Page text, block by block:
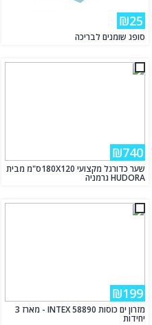
₪25
סופג שומנים לבריכה
₪740
שער כדורגל מקצועי 180X120ס"מ מבית
HUDORA גרמניה
₪199
מזרון ים כוסות INTEX 58890 - מארז 3
יחידות